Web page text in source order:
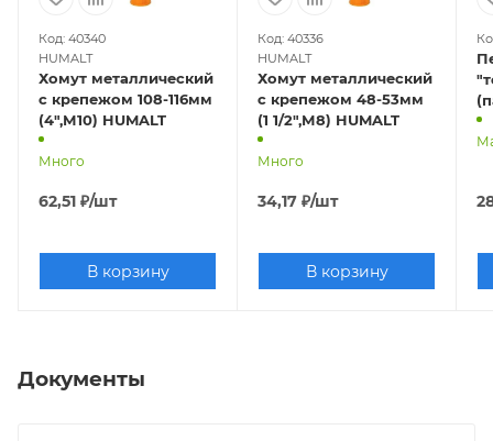
Код: 40340
HUMALT
Хомут металлический
с крепежом 108-116мм
(4",М10) HUMALT
Много
62,51 ₽/шт
В корзину
Код: 40336
HUMALT
Хомут металлический
с крепежом 48-53мм
(1 1/2",М8) HUMALT
Много
34,17 ₽/шт
В корзину
Документы